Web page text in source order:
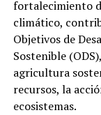
fortalecimiento
climático,
Objetivos de
Sostenible
agricultura
recursos, la
ecosistemas.